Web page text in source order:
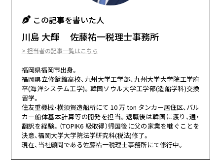
この記事を書いた人
川島 大輝 佐藤祐一税理士事務所
> 担当者の記事一覧はこちら
福岡県福岡市出⾝。
福岡県⽴修猷館⾼校、九州⼤学⼯学部、九州⼤学⼤学院⼯学府
卒(海洋システム⼯学)。韓国ソウル⼤学⼯学部(造船学科)交換
留学。
住友重機械・横須賀造船所にて 10 万 ton タンカー居住区、バル
カー船体基本計算等の開発を担当。退職後は韓国に渡り、通・
翻訳を経験。（TOPIK6 級取得）帰国後に⽗の家業を継ぐことを
決意、福岡⼤学⼤学院法学研究科(税法)修了。
現在、当社顧問である佐藤祐⼀税理⼠事務所にて修⾏中。